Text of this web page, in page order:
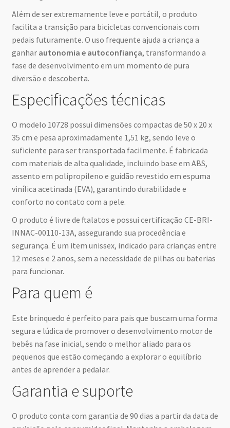
Além de ser extremamente leve e portátil, o produto
facilita a transição para bicicletas convencionais com
pedais futuramente. O uso frequente ajuda a criança a
ganhar autonomia e autoconfiança, transformando a
fase de desenvolvimento em um momento de pura
diversão e descoberta.
Especificações técnicas
O modelo 10728 possui dimensões compactas de 50 x 20 x
35 cm e pesa aproximadamente 1,51 kg, sendo leve o
suficiente para ser transportada facilmente. É fabricada
com materiais de alta qualidade, incluindo base em ABS,
assento em polipropileno e guidão revestido em espuma
vinílica acetinada (EVA), garantindo durabilidade e
conforto no contato com a pele.
O produto é livre de ftalatos e possui certificação CE-BRI-
INNAC-00110-13A, assegurando sua procedência e
segurança. É um item unissex, indicado para crianças entre
12 meses e 2 anos, sem a necessidade de pilhas ou baterias
para funcionar.
Para quem é
Este brinquedo é perfeito para pais que buscam uma forma
segura e lúdica de promover o desenvolvimento motor de
bebês na fase inicial, sendo o melhor aliado para os
pequenos que estão começando a explorar o equilíbrio
antes de aprender a pedalar.
Garantia e suporte
O produto conta com garantia de 90 dias a partir da data de